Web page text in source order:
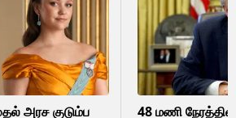
அரச குடும்ப
48 மணி